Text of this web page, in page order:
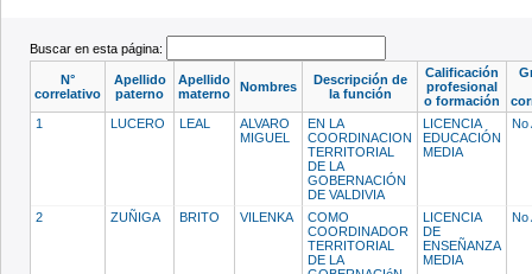
Buscar en esta página:
N°
correlativo
Apellido
paterno
Apellido
materno
Nombres
Descripción de
la función
Calificación
profesional
o formación
1
LUCERO LEAL
ALVARO
MIGUEL
EN LA
COORDINACION
TERRITORIAL
DE LA
GOBERNACIÓN
DE VALDIVIA
LICENCIA
EDUCACIÓN
MEDIA
No
2 ZUÑIGA BRITO VILENKA
COMO
COORDINADOR
TERRITORIAL
DE LA
LICENCIA
DE
ENSEÑANZA
MEDIA
No